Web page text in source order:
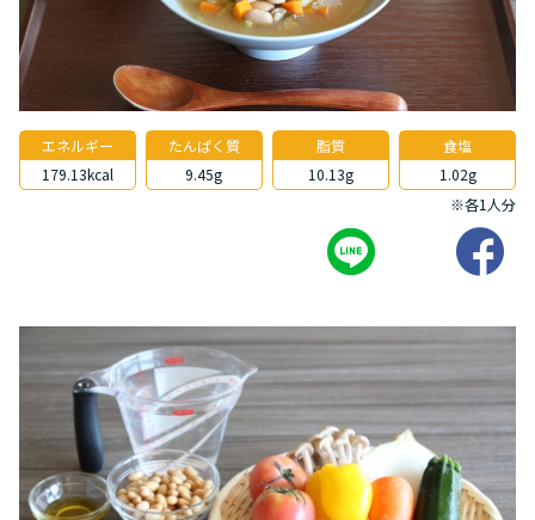
エネルギー
179.13kcal
たんぱく質
9.45g
脂質
10.13g
食塩
1.02g
※各1人分